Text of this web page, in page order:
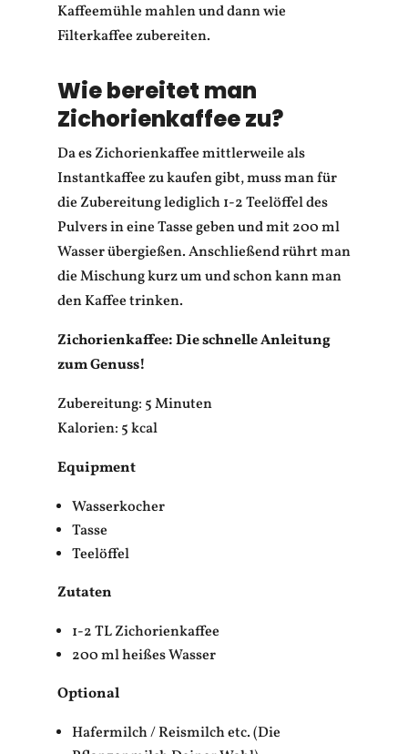
Kaffeemühle mahlen und dann wie
Filterkaffee zubereiten.
Wie bereitet man
Zichorienkaffee zu?
Da es Zichorienkaffee mittlerweile als
Instantkaffee zu kaufen gibt, muss man für
die Zubereitung lediglich 1-2 Teelöffel des
Pulvers in eine Tasse geben und mit 200 ml
Wasser übergießen. Anschließend rührt man
die Mischung kurz um und schon kann man
den Kaffee trinken.
Zichorienkaffee: Die schnelle Anleitung
zum Genuss!
Zubereitung: 5 Minuten
Kalorien: 5 kcal
Equipment
Wasserkocher
Tasse
Teelöffel
Zutaten
1-2 TL Zichorienkaffee
200 ml heißes Wasser
Optional
Hafermilch / Reismilch etc. (Die